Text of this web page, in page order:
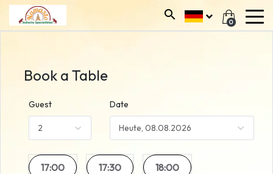
0
Book a Table
Guest Date
17:00 17:30 18:00